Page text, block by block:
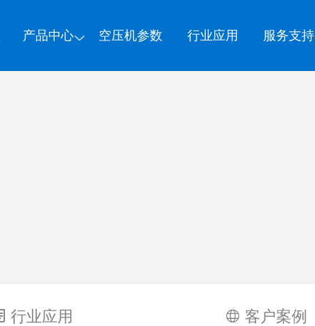
产品中心 空压机参数 行业应用 服务支持
行业应用 客户案例